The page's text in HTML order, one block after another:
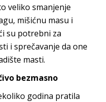
veliko smanjenje
mišićnu masu i
su potrebni za
i sprečavanje da one
masti.
bezmasno
godina pratila